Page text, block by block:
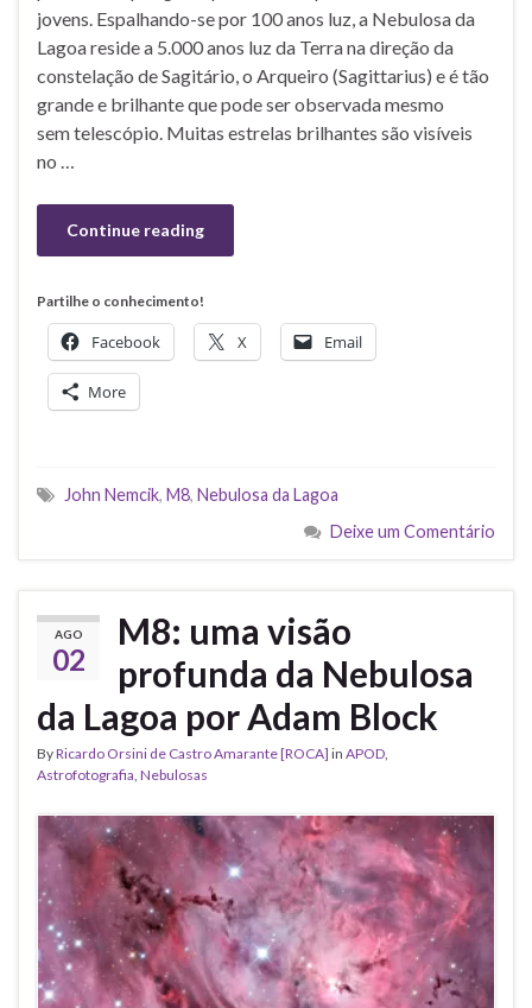
jovens. Espalhando-se por 100 anos luz, a Nebulosa da
Lagoa reside a 5.000 anos luz da Terra na direção da
constelação de Sagitário, o Arqueiro (Sagittarius) e é tão
grande e brilhante que pode ser observada mesmo
sem telescópio. Muitas estrelas brilhantes são visíveis
no …
Continue reading
Partilhe o conhecimento!
Facebook X Email
More
John Nemcik, M8, Nebulosa da Lagoa
Deixe um Comentário
AGO
02
M8: uma visão
profunda da Nebulosa
da Lagoa por Adam Block
ByRicardo Orsini de Castro Amarante [ROCA] in APOD
Astrofotografia Nebulosas